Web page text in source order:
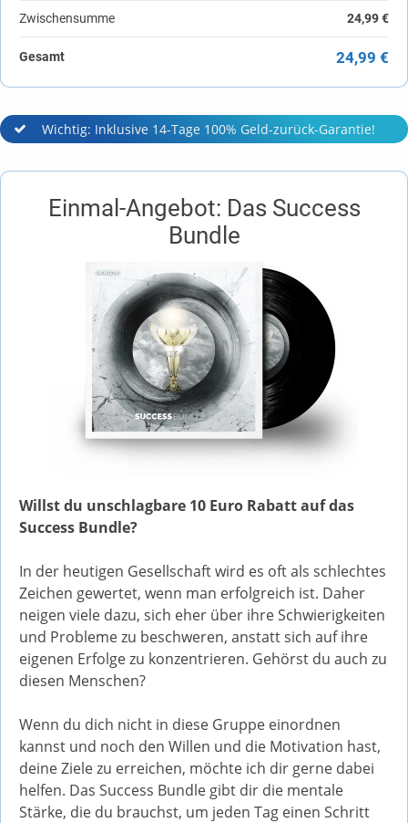
Zwischensumme 24,99 €
Gesamt 24,99 €
Wichtig: Inklusive 14-Tage 100% Geld-zurück-Garantie!
Einmal-Angebot: Das Success
Bundle
Willst du unschlagbare 10 Euro Rabatt auf das
Success Bundle?
In der heutigen Gesellschaft wird es oft als schlechtes
Zeichen gewertet, wenn man erfolgreich ist. Daher
neigen viele dazu, sich eher über ihre Schwierigkeiten
und Probleme zu beschweren, anstatt sich auf ihre
eigenen Erfolge zu konzentrieren. Gehörst du auch zu
diesen Menschen?
Wenn du dich nicht in diese Gruppe einordnen
kannst und noch den Willen und die Motivation hast,
deine Ziele zu erreichen, möchte ich dir gerne dabei
helfen. Das Success Bundle gibt dir die mentale
Stärke, die du brauchst, um jeden Tag einen Schritt